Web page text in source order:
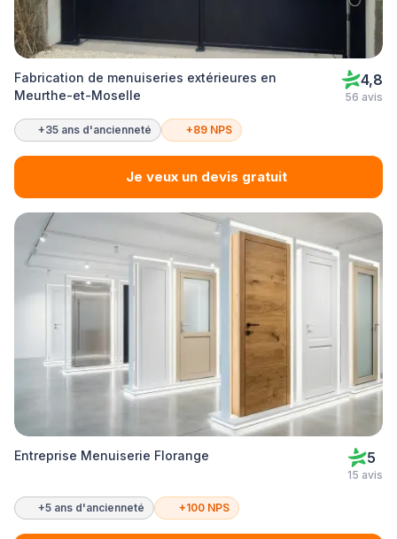
Fabrication de menuiseries extérieures en
Meurthe-et-Moselle
4,8
56 avis
+35 ans d'ancienneté +89 NPS
Je veux un devis gratuit
Entreprise Menuiserie Florange 5
15 avis
+5 ans d'ancienneté +100 NPS